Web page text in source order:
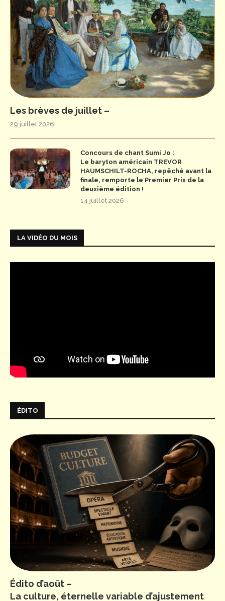
Les brèves de juillet –
29 juillet 2026
Concours de chant Sumi Jo :
Le baryton américain TREVOR
HAUMSCHILT-ROCHA, repêché avant la
finale, remporte le Premier Prix de la
deuxième édition !
14 juillet 2026
LA VIDÉO DU MOIS
ÉDITO
Édito d’août –
La culture, éternelle variable d’ajustement